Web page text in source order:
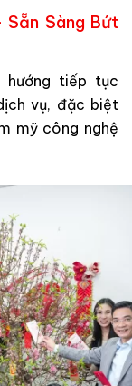
Sẵn Sàng Bứt
hướng tiếp tục
vụ, đặc biệt
mỹ công nghệ